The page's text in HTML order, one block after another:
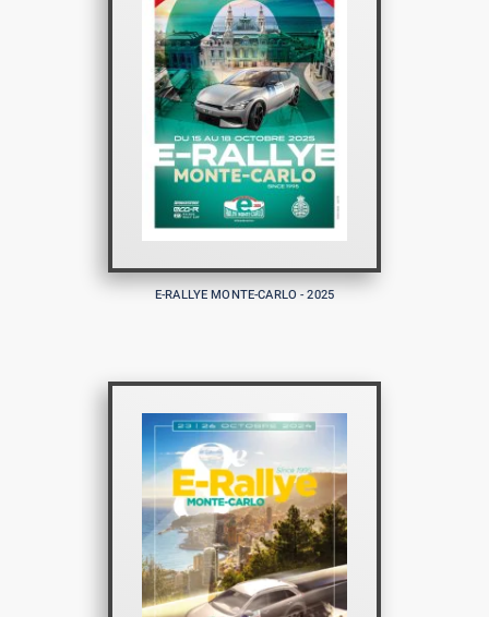
E-RALLYE MONTE-CARLO - 2025